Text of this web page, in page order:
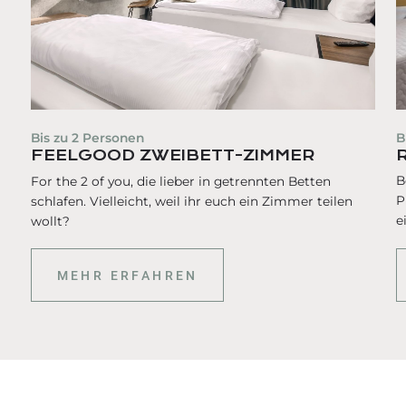
MEHR ERFAHREN
Bis zu2 Personen
FEELGOOD ZWEIBETT-ZIMMER
For the 2 of you, die lieber in getrennten Betten
schlafen. Vielleicht, weil ihr euch ein Zimmer teilen
wollt?